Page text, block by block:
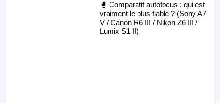
🥊 Comparatif autofocus : qui est
vraiment le plus fiable ? (Sony A7
V / Canon R6 III / Nikon Z6 III /
Lumix S1 II)